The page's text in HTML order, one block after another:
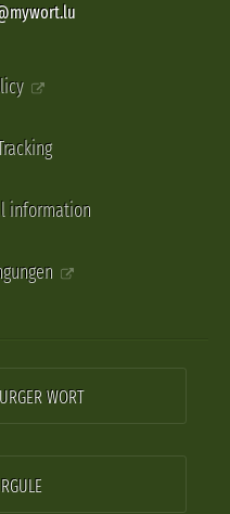
information
WORT